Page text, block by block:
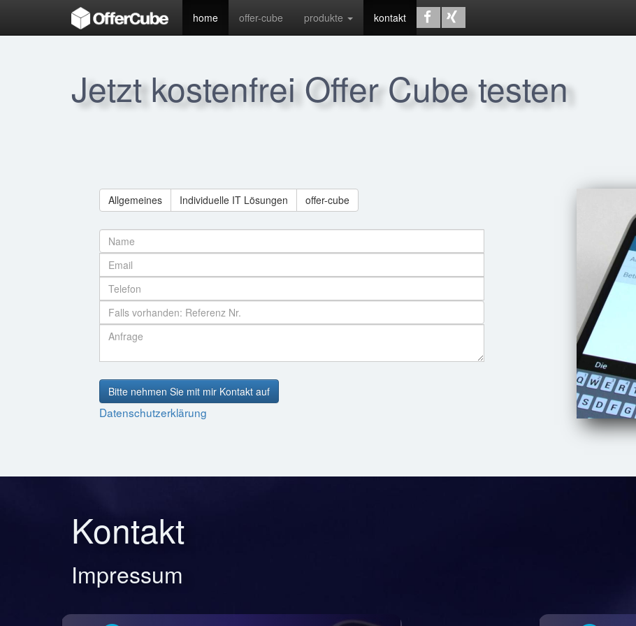
home offer-cube produkte kontakt
Jetzt kostenfrei Offer Cube testen
Allgemeines Individuelle IT Lösungen offer-cube
Bitte nehmen Sie mit mir Kontakt auf
Datenschutzerklärung
Kontakt
Impressum